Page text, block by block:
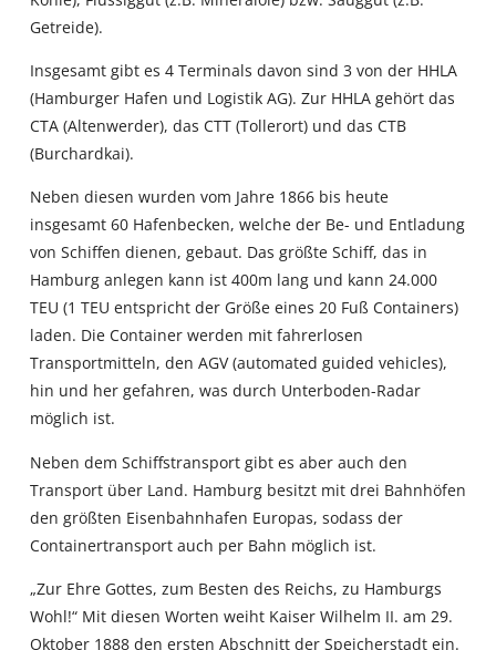
Getreide).
Insgesamt gibt es 4 Terminals davon sind 3 von der HHLA
(Hamburger Hafen und Logistik AG). Zur HHLA gehört das
CTA (Altenwerder), das CTT (Tollerort) und das CTB
(Burchardkai).
Neben diesen wurden vom Jahre 1866 bis heute
insgesamt 60 Hafenbecken, welche der Be- und Entladung
von Schiffen dienen, gebaut. Das größte Schiff, das in
Hamburg anlegen kann ist 400m lang und kann 24.000
TEU (1 TEU entspricht der Größe eines 20 Fuß Containers)
laden. Die Container werden mit fahrerlosen
Transportmitteln, den AGV (automated guided vehicles),
hin und her gefahren, was durch Unterboden-Radar
möglich ist.
Neben dem Schiffstransport gibt es aber auch den
Transport über Land. Hamburg besitzt mit drei Bahnhöfen
den größten Eisenbahnhafen Europas, sodass der
Containertransport auch per Bahn möglich ist.
„Zur Ehre Gottes, zum Besten des Reichs, zu Hamburgs
Wohl!“ Mit diesen Worten weiht Kaiser Wilhelm II. am 29.
Oktober 1888 den ersten Abschnitt der Speicherstadt ein.